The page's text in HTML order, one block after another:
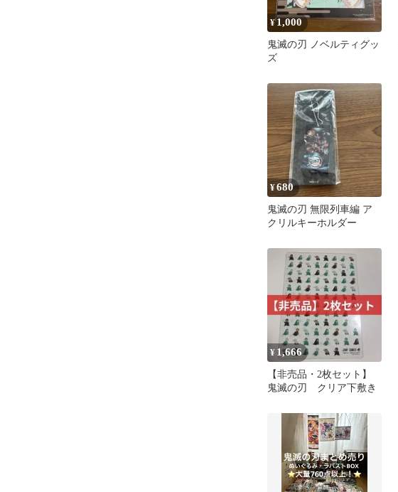
¥1,000
鬼滅の刃 ノベルティグッ
ズ
¥680
鬼滅の刃 無限列車編 ア
クリルキーホルダー
¥ 1,666
【非売品・2枚セット】
鬼滅の刃 クリア下敷き